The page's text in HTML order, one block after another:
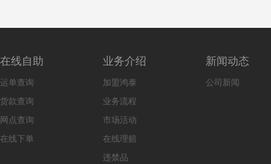
在线自助
运单查询
货款查询
网点查询
在线下单
业务介绍
加盟鸿泰
业务流程
市场活动
在线理赔
违禁品
新闻动态
公司新闻